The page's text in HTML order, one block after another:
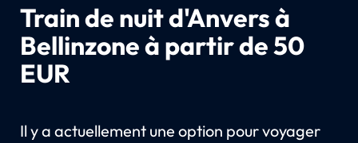
Train de nuit d'Anvers à
Bellinzone à partir de 50
EUR
Il y a actuellement une option pour voyager